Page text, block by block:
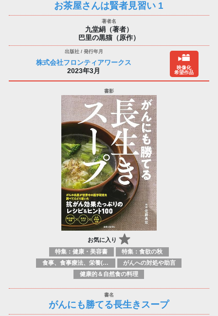
お茶屋さんは賢者見習い 1
九堂絹（著者）
巴里の黒猫（原作）
株式会社フロンティアワークス
2023年3月
映像化
希望作品
お気に入り
特集：健康・美容書
特集：食欲の秋
食事、食事療法、栄養(素）
がんへの対処や助言
健康的＆自然食の料理
がんにも勝てる長生きスープ